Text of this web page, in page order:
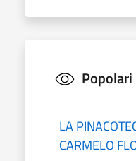
Popolari
LA
CARMELO